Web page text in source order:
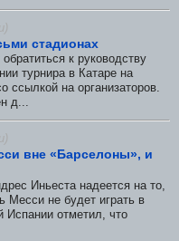
стадионах
к руководству
турнира в Катаре на
ссылкой на организаторов.
д...
вне «Барселоны», и
Иньеста надеется на то,
не будет играть в
Испании отметил, что